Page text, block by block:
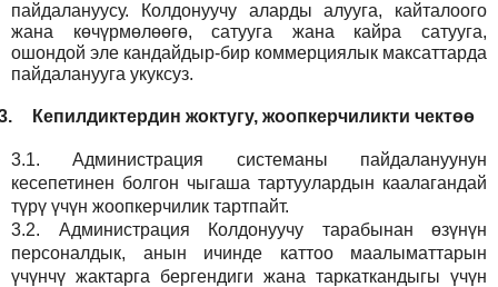
пайдалануусу. Колдонуучу аларды алууга, кайталоого
жана көчүрмөлөөгө, сатууга жана кайра сатууга,
ошондой эле кандайдыр-бир коммерциялык максаттарда
пайдаланууга укуксуз.
Кепилдиктердин жоктугу, жоопкерчиликти чектөө
3.1.Администрация системаны пайдалануунун
кесепетинен болгон чыгаша тартуулардын каалагандай
түрү үчүн жоопкерчилик тартпайт.
3.2. Администрация
Колдонуучу тарабынан өзүнүн
персоналдык, анын ичинде каттоо маалыматтарын
үчүнчү жактарга бергендиги жана таркаткандыгы үчүн